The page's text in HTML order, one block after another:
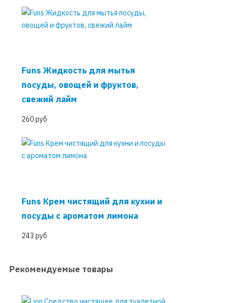
Funs Жидкость для мытья
посуды, овощей и фруктов,
свежий лайм
260 руб
Funs Крем чистящий для кухни и
посуды с ароматом лимона
243 руб
Рекомендуемые товары